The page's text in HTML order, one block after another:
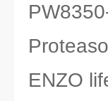
ENZO